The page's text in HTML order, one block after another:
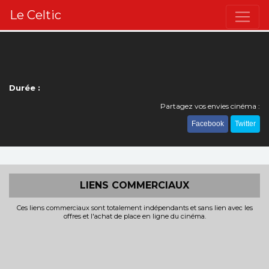
Le Celtic
Durée :
Partagez vos envies cinéma :
Facebook Twitter
LIENS COMMERCIAUX
Ces liens commerciaux sont totalement indépendants et sans lien avec les
offres et l'achat de place en ligne du cinéma.